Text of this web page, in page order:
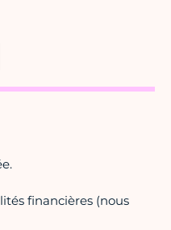
financières (nous